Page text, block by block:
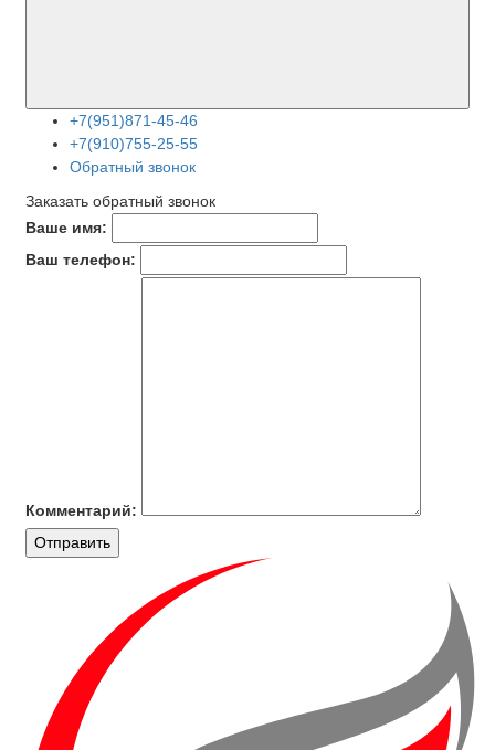
+7(951)871-45-46
+7(910)755-25-55
Обратный звонок
Заказать обратный звонок
Ваше имя:
Ваш телефон:
Комментарий:
Отправить